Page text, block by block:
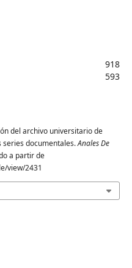
918
593
del archivo universitario de
series documentales.Anales De
a partir de
view/2431